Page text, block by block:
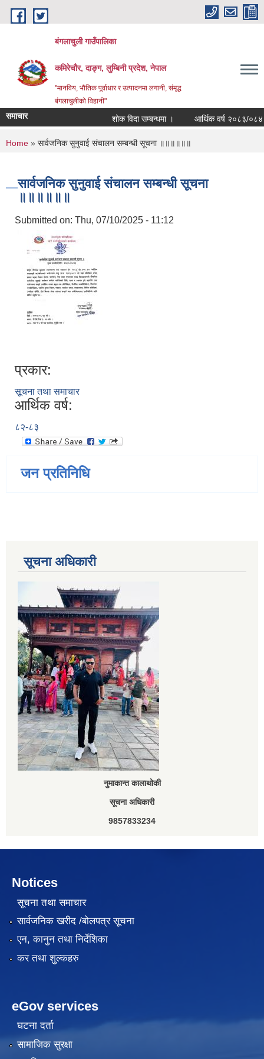
Skip to main content
बंगलाचुली गाउँपालिका
कमिरेचौर, दाङ्ग, लुम्बिनी प्रदेश, नेपाल
"मानविय, भौतिक पूर्वाधार र उत्पादनमा लगानी, संमृद्ध
बंगलाचुलीको विहानी"
समाचार शोक विदा सम्बन्धमा । आर्थिक वर्ष २०८३/०८४
You are here
Home » सार्वजनिक सुनुवाई संचालन सम्बन्धी सूचना ॥॥॥॥॥॥
सार्वजनिक सुनुवाई संचालन सम्बन्धी सूचना
॥॥॥॥॥॥
Submitted on: Thu, 07/10/2025 - 11:12
प्रकार:
सूचना तथा समाचार
आर्थिक वर्ष:
८२-८३
जन प्रतिनिधि
सूचना अधिकारी
नुमाकान्त कालाथोकी
सूचना अधिकारी
9857833234
Notices
सूचना तथा समाचार
सार्वजनिक खरीद /बोलपत्र सूचना
एन, कानुन तथा निर्देशिका
कर तथा शुल्कहरु
eGov services
घटना दर्ता
सामाजिक सुरक्षा